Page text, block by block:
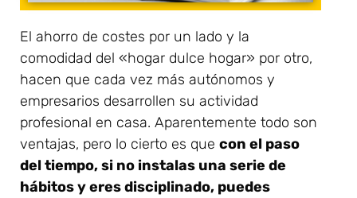
El ahorro de costes por un lado y la
comodidad del «hogar dulce hogar» por otro,
hacen que cada vez más autónomos y
empresarios desarrollen su actividad
profesional en casa. Aparentemente todo son
ventajas, pero lo cierto es que con el paso
del tiempo, si no instalas una serie de
hábitos y eres disciplinado, puedes